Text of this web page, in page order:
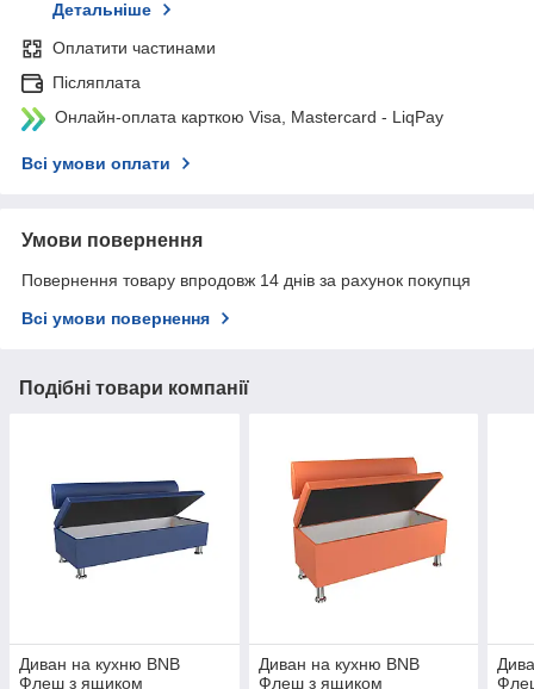
Детальніше
Оплатити частинами
Післяплата
Онлайн-оплата карткою Visa, Mastercard - LiqPay
Всі умови оплати
Умови повернення
Повернення товару впродовж 14 днів за рахунок покупця
Всі умови повернення
Подібні товари компанії
Диван на кухню BNB
Флеш з ящиком
Диван на кухню BNB
Флеш з ящиком